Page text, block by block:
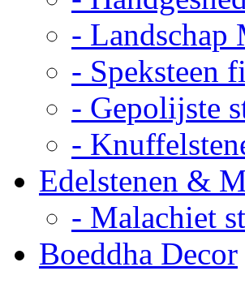
- Landschap
- Speksteen
- Gepolijste
-
Edelstenen &
- Malachiet
Boeddha Decor